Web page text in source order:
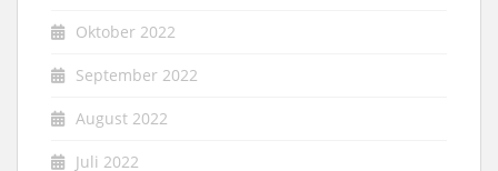
Oktober 2022
September 2022
August 2022
Juli 2022